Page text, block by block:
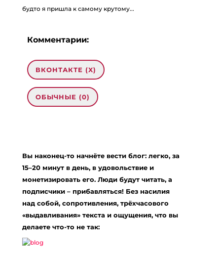
будто я пришла к самому крутому...
Комментарии:
ВКОНТАКТЕ (X)
ОБЫЧНЫЕ (0)
Обязательные поля помечены*
Вы наконец-то начнёте вести блог: легко, за
15–20 минут в день, в удовольствие и
монетизировать его. Люди будут читать, а
подписчики – прибавляться! Без насилия
над собой, сопротивления, трёхчасового
«выдавливания» текста и ощущения, что вы
делаете что-то не так: